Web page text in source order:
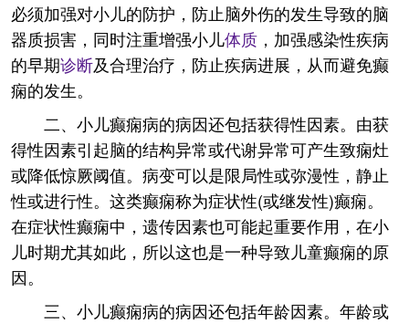
必须加强对小儿的防护，防止脑外伤的发生导致的脑
器质损害，同时注重增强小儿体质 ，加强感染性疾病
的早期诊断及合理治疗，防止疾病进展，从而避免癫
痫的发生。
二、小儿癫痫病的病因还包括获得性因素。由获
得性因素引起脑的结构异常或代谢异常可产生致痫灶
或降低惊厥阈值。病变可以是限局性或弥漫性，静止
性或进行性。这类癫痫称为症状性(或继发性)癫痫。
在症状性癫痫中，遗传因素也可能起重要作用，在小
儿时期尤其如此，所以这也是一种导致儿童癫痫的原
因。
三、小儿癫痫病的病因还包括年龄因素。年龄或